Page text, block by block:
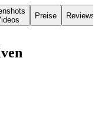
Preise Reviews